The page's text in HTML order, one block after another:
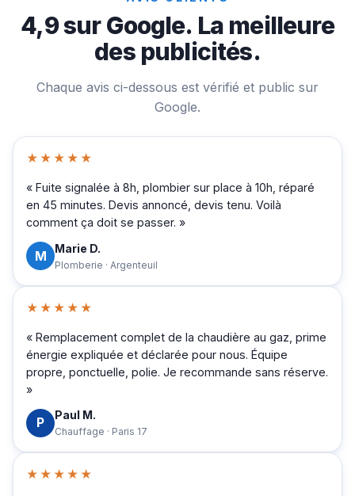
4,9 sur Google. La meilleure
des publicités.
Chaque avis ci-dessous est vérifié et public sur
Google.
★★★★★
« Fuite signalée à 8h, plombier sur place à 10h, réparé
en 45 minutes. Devis annoncé, devis tenu. Voilà
comment ça doit se passer. »
M Marie D.
Plomberie · Argenteuil
★★★★★
« Remplacement complet de la chaudière au gaz, prime
énergie expliquée et déclarée pour nous. Équipe
propre, ponctuelle, polie. Je recommande sans réserve.
»
P Paul M.
Chauffage · Paris 17
★★★★★